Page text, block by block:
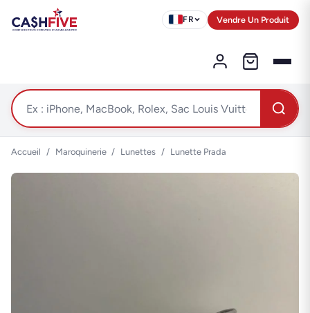
FR Vendre Un Produit
Accueil / Maroquinerie / Lunettes / Lunette Prada